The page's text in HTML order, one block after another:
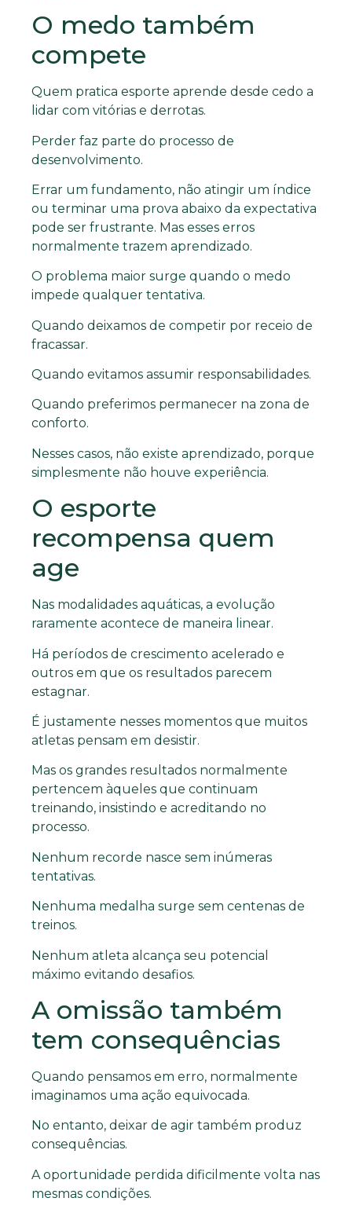
O medo também
compete
Quem pratica esporte aprende desde cedo a
lidar com vitórias e derrotas.
Perder faz parte do processo de
desenvolvimento.
Errar um fundamento, não atingir um índice
ou terminar uma prova abaixo da expectativa
pode ser frustrante. Mas esses erros
normalmente trazem aprendizado.
O problema maior surge quando o medo
impede qualquer tentativa.
Quando deixamos de competir por receio de
fracassar.
Quando evitamos assumir responsabilidades.
Quando preferimos permanecer na zona de
conforto.
Nesses casos, não existe aprendizado, porque
simplesmente não houve experiência.
O esporte
recompensa quem
age
Nas modalidades aquáticas, a evolução
raramente acontece de maneira linear.
Há períodos de crescimento acelerado e
outros em que os resultados parecem
estagnar.
É justamente nesses momentos que muitos
atletas pensam em desistir.
Mas os grandes resultados normalmente
pertencem àqueles que continuam
treinando, insistindo e acreditando no
processo.
Nenhum recorde nasce sem inúmeras
tentativas.
Nenhuma medalha surge sem centenas de
treinos.
Nenhum atleta alcança seu potencial
máximo evitando desafios.
A omissão também
tem consequências
Quando pensamos em erro, normalmente
imaginamos uma ação equivocada.
No entanto, deixar de agir também produz
consequências.
A oportunidade perdida dificilmente volta nas
mesmas condições.